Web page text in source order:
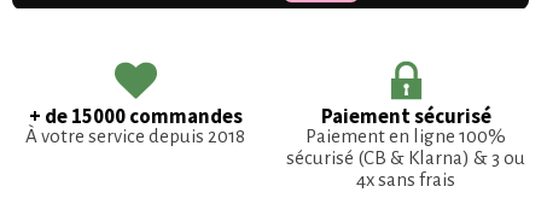
+ de 15000 commandes
À votre service depuis 2018
Paiement sécurisé
Paiement en ligne 100%
sécurisé (CB & Klarna) & 3 ou
4x sans frais